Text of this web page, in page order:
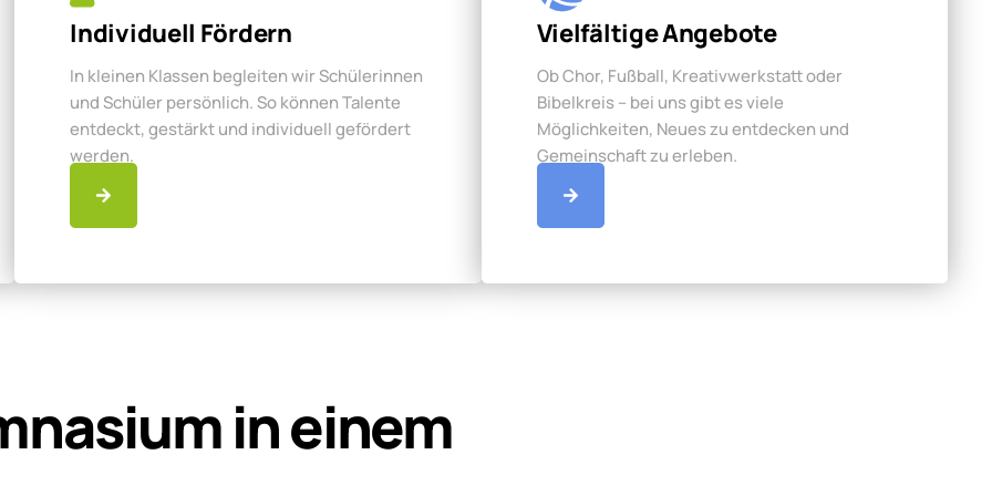
Individuell Fördern
In kleinen Klassen begleiten wir Schülerinnen
und Schüler persönlich. So können Talente
entdeckt, gestärkt und individuell gefördert
werden.
Vielfältige Angebote
Ob Chor, Fußball, Kreativwerkstatt oder
Bibelkreis – bei uns gibt es viele
Möglichkeiten, Neues zu entdecken und
Gemeinschaft zu erleben.
in einem